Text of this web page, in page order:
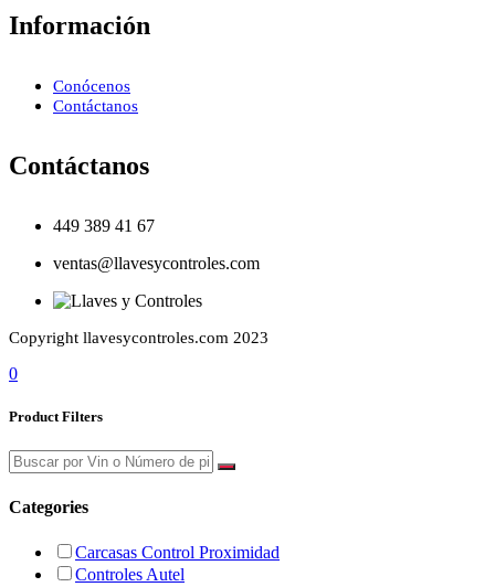
Información
Conócenos
Contáctanos
Contáctanos
449 389 41 67
ventas@llavesycontroles.com
Copyright llavesycontroles.com 2023
0
Product Filters
Categories
Carcasas Control Proximidad
Controles Autel